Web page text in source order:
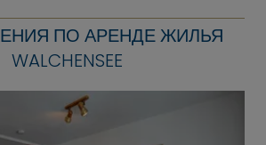
ПО АРЕНДЕ ЖИЛЬЯ
WALCHENSEE